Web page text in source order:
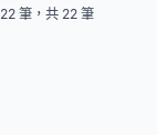
筆，共 22 筆